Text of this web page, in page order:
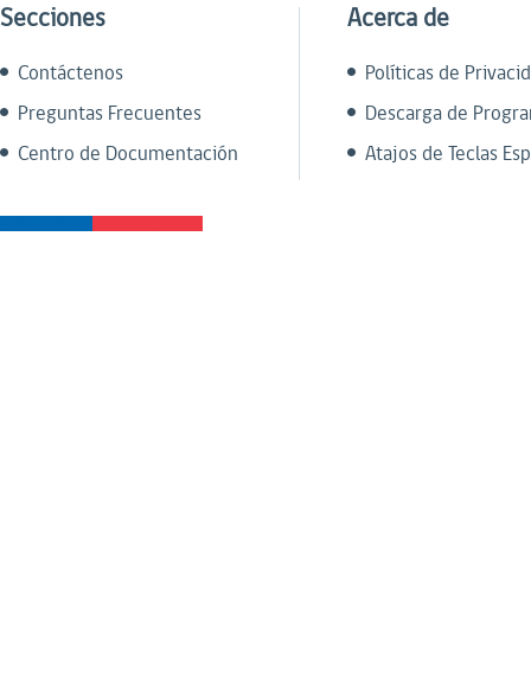
Secciones
Contáctenos
Preguntas Frecuentes
Centro de Documentación
Acerca de
Políticas de
Descarga de
Atajos de Teclas